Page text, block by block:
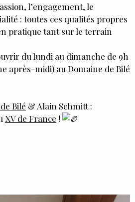
l’engagement, le
: toutes ces qualités propres
pratique tant sur le terrain
du lundi au dimanche de 9h
après-midi) au Domaine de Bilé
Bilé & Alain Schmitt :
XV de France !